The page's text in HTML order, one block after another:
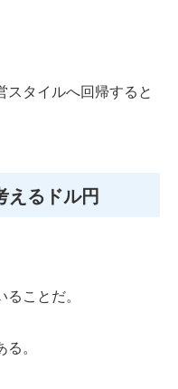
タイルへ回帰すると
えるドル円
ことだ。
。